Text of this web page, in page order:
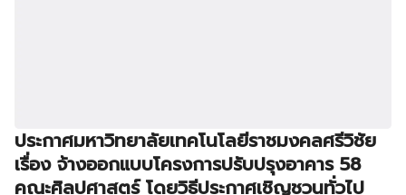
ประกาศมหาวิทยาลัยเทคโนโลยีราชมงคลศรีวิชัย
เรื่อง จ้างออกแบบโครงการปรับปรุงอาคาร 58
คณะศิลปศาสตร์ โดยวิธีประกาศเชิญชวนทั่วไป